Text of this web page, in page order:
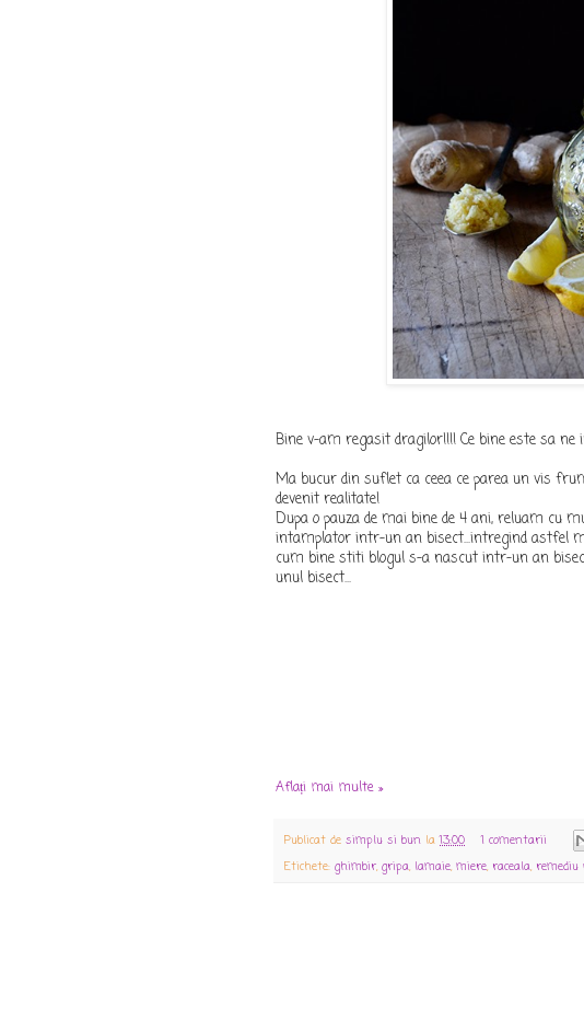
Bine v-am regasit dragilor!!!! Ce bine este sa
Ma bucur din suflet ca ceea ce parea un vis
devenit realitate!
Dupa o pauza de mai bine de 4 ani, reluam cu
intamplator intr-un an bisect...intregind astfel
cum bine stiti blogul s-a nascut intr-un an
unul bisect...
Aflați mai multe »
Publicat de simplu si bun la13:00
1 comentarii
Etichete: ghimbir,gripa, lamaie,miere, raceala,